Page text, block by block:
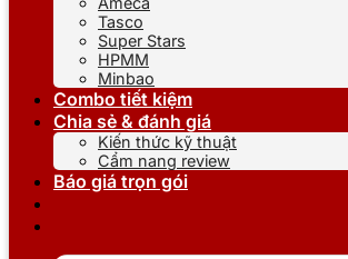
Tasco
Super Stars
HPMM
Minbao
Combo tiết kiệm
Chia sẻ & đánh giá
Kiến thức kỹ thuật
Cẩm nang review
Báo giá trọn gói